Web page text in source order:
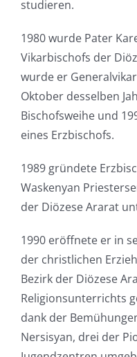
studieren.
1980 wurde Pater
Vikarbischofs der
wurde er
Oktober desselben
Bischofsweihe und
eines Erzbischofs.
1989 gründete
Waskenyan
der Diözese Ararat
1990 eröffnete er in
der christlichen
Bezirk der Diözese
Religionsunterrichts
dank der
Nersisyan, drei der